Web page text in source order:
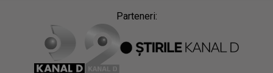
Parteneri: